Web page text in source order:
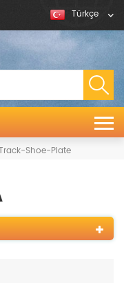
Türkçe
Shoe-Plate